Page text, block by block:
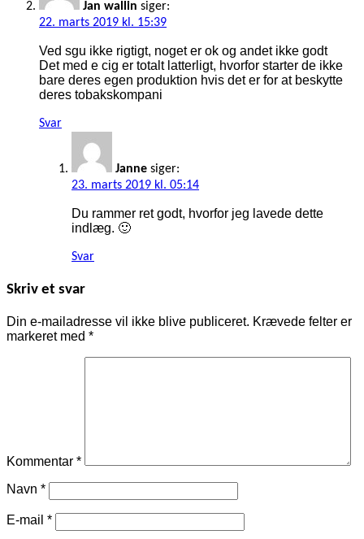
Jan wallin siger:
22. marts 2019 kl. 15:39
Ved sgu ikke rigtigt, noget er ok og andet ikke godt
Det med e cig er totalt latterligt, hvorfor starter de ikke
bare deres egen produktion hvis det er for at beskytte
deres tobakskompani
Svar
Janne siger:
23. marts 2019 kl. 05:14
Du rammer ret godt, hvorfor jeg lavede dette
indlæg. 🙂
Svar
Skriv et svar
Din e-mailadresse vil ikke blive publiceret. Krævede felter er
markeret med *
Kommentar *
Navn *
E-mail *